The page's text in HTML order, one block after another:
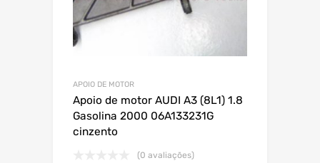
APOIO DE MOTOR
Apoio de motor AUDI A3 (8L1) 1.8
Gasolina 2000 06A133231G
cinzento
(0 avaliações)